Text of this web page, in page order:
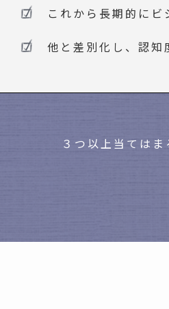
これから長期的に
他と差別化し、認知
３つ以上当ては